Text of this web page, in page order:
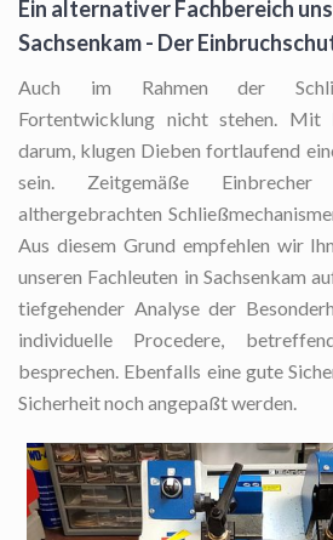
Ein alternativer Fachbereich
Sachsenkam - Der
Auch im Rahmen der
Fortentwicklung nicht stehen. Mit
darum, klugen Dieben fortlaufend
sein. Zeitgemäße
althergebrachten
Aus diesem Grund empfehlen wir
unseren Fachleuten in Sachsenkam
tiefgehender Analyse der
individuelle Procedere,
besprechen. Ebenfalls eine gute
Sicherheit noch angepaßt werden.